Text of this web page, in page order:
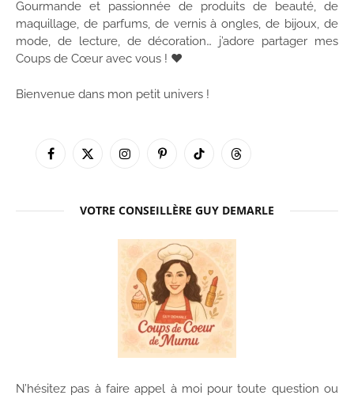
Gourmande et passionnée de produits de beauté, de
maquillage, de parfums, de vernis à ongles, de bijoux, de
mode, de lecture, de décoration… j’adore partager mes
Coups de Cœur avec vous ! ♥
Bienvenue dans mon petit univers !
Facebook
X
InstagramPinterestTikTok Threads
VOTRE CONSEILLÈRE GUY DEMARLE
N’hésitez pas à faire appel à moi pour toute question ou